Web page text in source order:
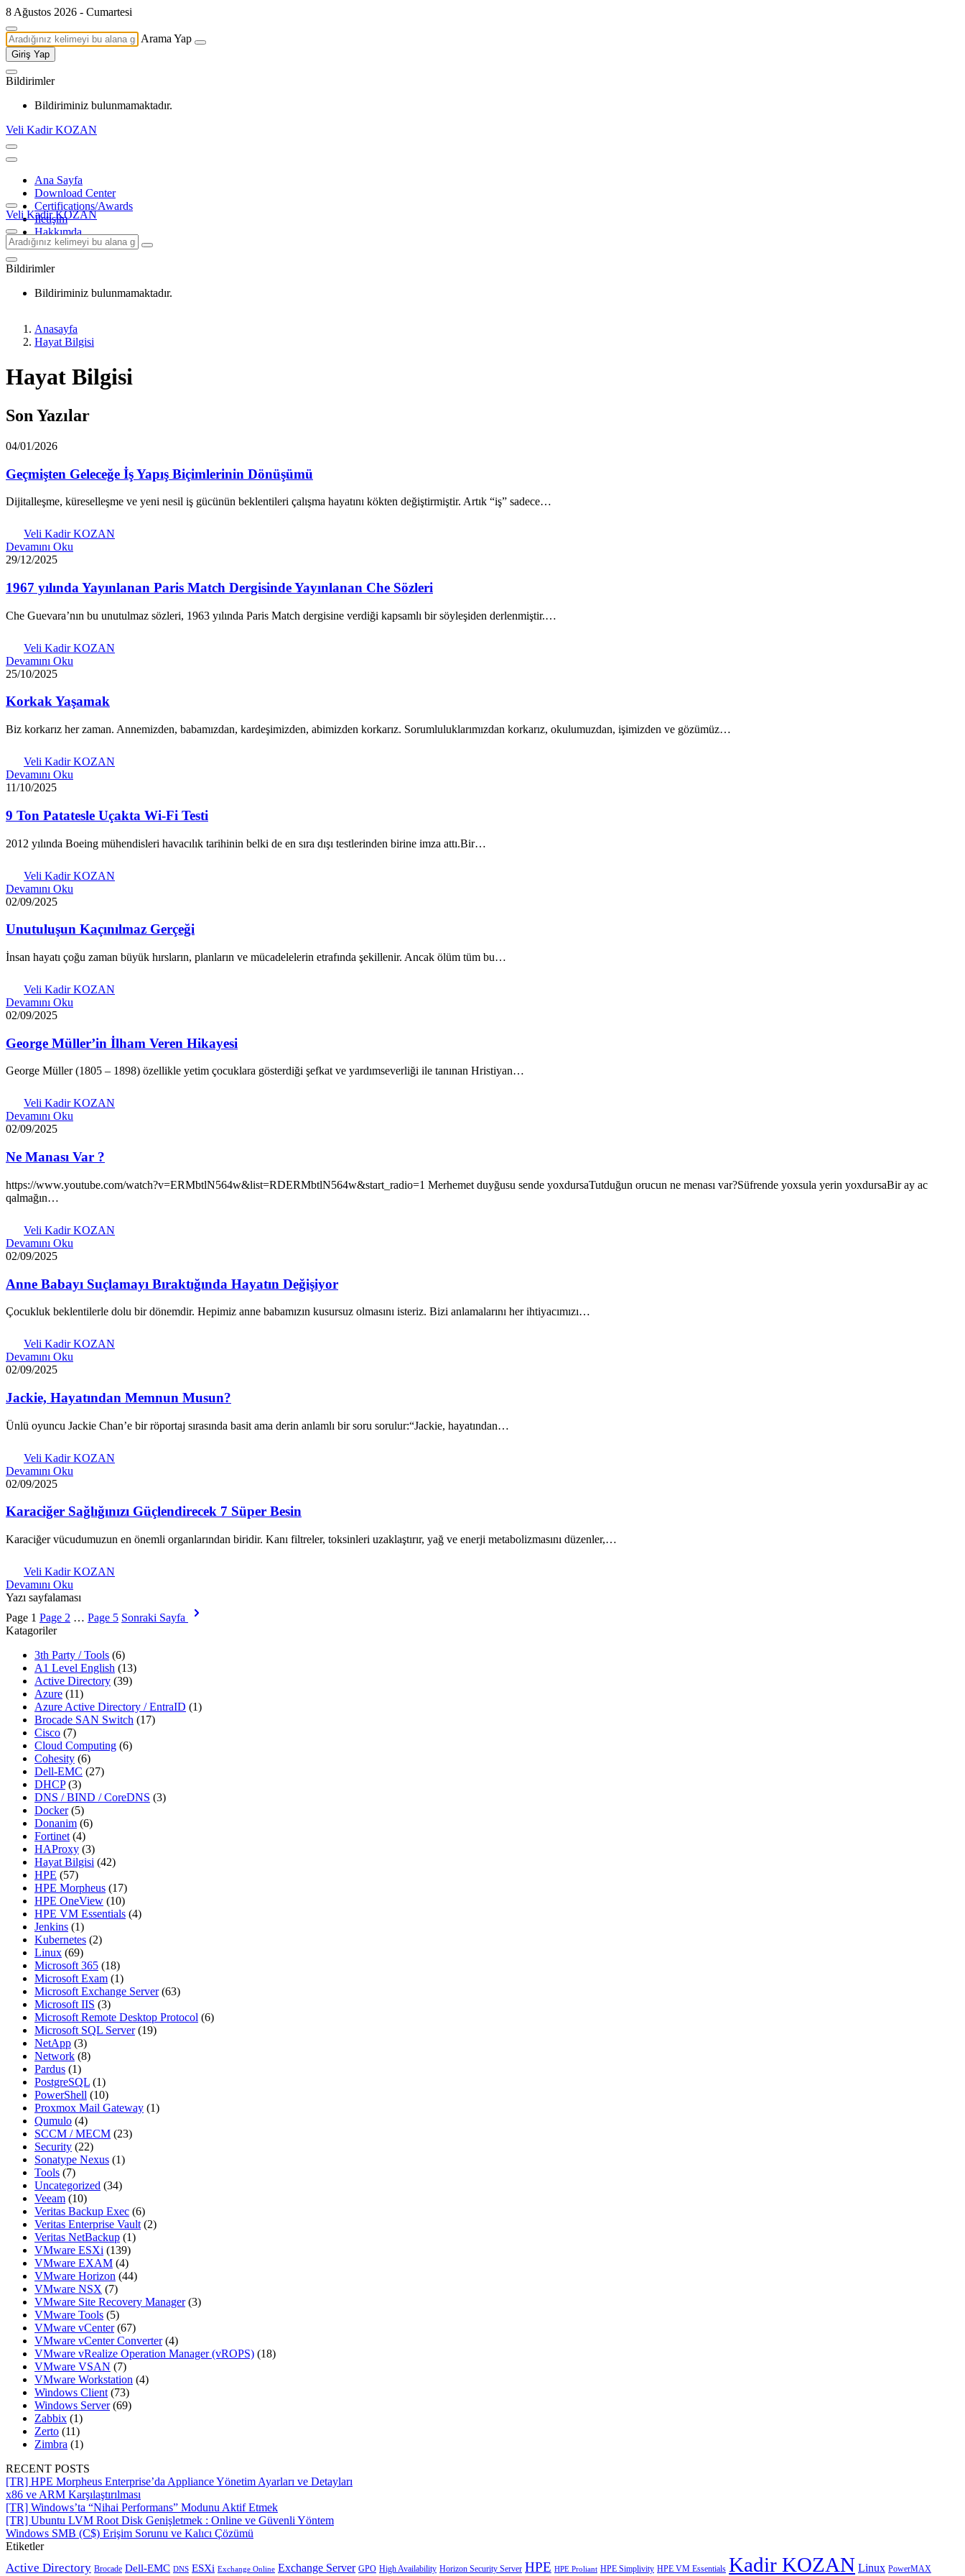
8 Ağustos 2026 - Cumartesi
Arama Yap
Giriş Yap
Bildirimler
Bildiriminiz bulunmamaktadır.
Veli Kadir KOZAN
Ana Sayfa
Download Center
Certifications/Awards
İletişim
Hakkımda
Veli Kadir KOZAN
Bildirimler
Bildiriminiz bulunmamaktadır.
Anasayfa
Hayat Bilgisi
Hayat Bilgisi
Son Yazılar
04/01/2026
Geçmişten Geleceğe İş Yapış Biçimlerinin Dönüşümü
Dijitalleşme, küreselleşme ve yeni nesil iş gücünün beklentileri çalışma hayatını kökten değiştirmiştir. Artık “iş” sadece…
Veli Kadir KOZAN
Devamını Oku
29/12/2025
1967 yılında Yayınlanan Paris Match Dergisinde Yayınlanan Che Sözleri
Che Guevara’nın bu unutulmaz sözleri, 1963 yılında Paris Match dergisine verdiği kapsamlı bir söyleşiden derlenmiştir.…
Veli Kadir KOZAN
Devamını Oku
25/10/2025
Korkak Yaşamak
Biz korkarız her zaman. Annemizden, babamızdan, kardeşimizden, abimizden korkarız. Sorumluluklarımızdan korkarız, okulumuzdan, işimizden ve gözümüz…
Veli Kadir KOZAN
Devamını Oku
11/10/2025
9 Ton Patatesle Uçakta Wi-Fi Testi
2012 yılında Boeing mühendisleri havacılık tarihinin belki de en sıra dışı testlerinden birine imza attı.Bir…
Veli Kadir KOZAN
Devamını Oku
02/09/2025
Unutuluşun Kaçınılmaz Gerçeği
İnsan hayatı çoğu zaman büyük hırsların, planların ve mücadelelerin etrafında şekillenir. Ancak ölüm tüm bu…
Veli Kadir KOZAN
Devamını Oku
02/09/2025
George Müller’in İlham Veren Hikayesi
George Müller (1805 – 1898) özellikle yetim çocuklara gösterdiği şefkat ve yardımseverliği ile tanınan Hristiyan…
Veli Kadir KOZAN
Devamını Oku
02/09/2025
Ne Manası Var ?
https://www.youtube.com/watch?v=ERMbtlN564w&list=RDERMbtlN564w&start_radio=1 Merhemet duyğusu sende yoxdursaTutduğun orucun ne menası var?Süfrende yoxsula yerin yoxdursaBir ay ac
qalmağın…
Veli Kadir KOZAN
Devamını Oku
02/09/2025
Anne Babayı Suçlamayı Bıraktığında Hayatın Değişiyor
Çocukluk beklentilerle dolu bir dönemdir. Hepimiz anne babamızın kusursuz olmasını isteriz. Bizi anlamalarını her ihtiyacımızı…
Veli Kadir KOZAN
Devamını Oku
02/09/2025
Jackie, Hayatından Memnun Musun?
Ünlü oyuncu Jackie Chan’e bir röportaj sırasında basit ama derin anlamlı bir soru sorulur:“Jackie, hayatından…
Veli Kadir KOZAN
Devamını Oku
02/09/2025
Karaciğer Sağlığınızı Güçlendirecek 7 Süper Besin
Karaciğer vücudumuzun en önemli organlarından biridir. Kanı filtreler, toksinleri uzaklaştırır, yağ ve enerji metabolizmasını düzenler,…
Veli Kadir KOZAN
Devamını Oku
Yazı sayfalaması
Page 1 Page 2 … Page 5 Sonraki Sayfa
Katagoriler
3th Party / Tools (6)
A1 Level English (13)
Active Directory (39)
Azure (11)
Azure Active Directory / EntraID (1)
Brocade SAN Switch (17)
Cisco (7)
Cloud Computing (6)
Cohesity (6)
Dell-EMC (27)
DHCP(3)
DNS / BIND / CoreDNS (3)
Docker(5)
Donanim (6)
Fortinet (4)
HAProxy (3)
Hayat Bilgisi (42)
HPE (57)
HPE Morpheus (17)
HPE OneView (10)
HPE VM Essentials (4)
Jenkins (1)
Kubernetes (2)
Linux (69)
Microsoft 365 (18)
Microsoft Exam (1)
Microsoft Exchange Server(63)
Microsoft IIS (3)
Microsoft Remote Desktop Protocol (6)
Microsoft SQL Server(19)
NetApp (3)
Network (8)
Pardus (1)
PostgreSQL (1)
PowerShell (10)
Proxmox Mail Gateway (1)
Qumulo (4)
SCCM / MECM (23)
Security (22)
Sonatype Nexus (1)
Tools (7)
Uncategorized (34)
Veeam (10)
Veritas Backup Exec (6)
Veritas Enterprise Vault (2)
Veritas NetBackup (1)
VMware ESXi (139)
VMware EXAM (4)
VMware Horizon (44)
VMware NSX (7)
VMware Site Recovery Manager(3)
VMware Tools (5)
VMware vCenter(67)
VMware vCenter Converter(4)
VMware vRealize Operation Manager (vROPS) (18)
VMware VSAN (7)
VMware Workstation (4)
Windows Client (73)
Windows Server(69)
Zabbix (1)
Zerto (11)
Zimbra (1)
RECENT POSTS
[TR] HPE Morpheus Enterprise’da Appliance Yönetim Ayarları ve Detayları
x86 ve ARM Karşılaştırılması
[TR] Windows’ta “Nihai Performans” Modunu Aktif Etmek
[TR] Ubuntu LVM Root Disk Genişletmek : Online ve Güvenli Yöntem
Windows SMB (C$) Erişim Sorunu ve Kalıcı Çözümü
Etiketler
Active Directory Brocade Dell-EMC DNS ESXi Exchange Online Exchange Server GPO High Availability Horizon Security Server HPE HPE Proliant HPE Simplivity HPE VM Essentials Kadir KOZAN Linux PowerMAX